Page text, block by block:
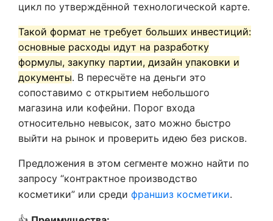
цикл по утверждённой технологической карте.
Такой формат не требует больших инвестиций:
основные расходы идут на разработку
формулы, закупку партии, дизайн упаковки и
документы. В пересчёте на деньги это
сопоставимо с открытием небольшого
магазина или кофейни. Порог входа
относительно невысок, зато можно быстро
выйти на рынок и проверить идею без рисков.
Предложения в этом сегменте можно найти по
запросу “контрактное производство
косметики” или среди франшиз косметики.